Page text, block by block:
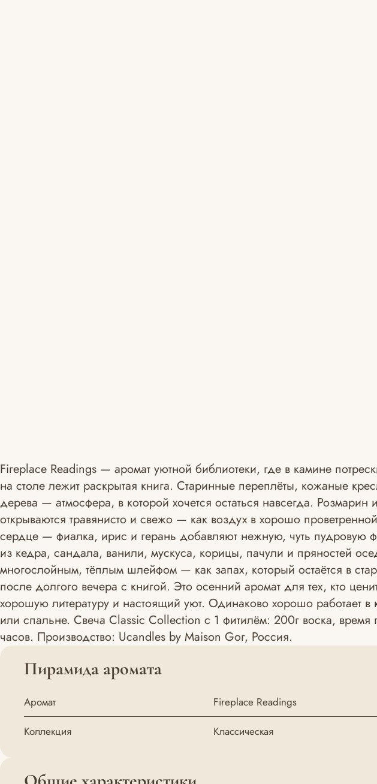
Fireplace Readings — аромат уютной библиотеки, где в камине
на столе лежит раскрытая книга. Старинные переплёты, кожаные
дерева — атмосфера, в которой хочется остаться навсегда. Розмарин
открываются травянисто и свежо — как воздух в хорошо
сердце — фиалка, ирис и герань добавляют нежную, чуть пудровую
из кедра, сандала, ванили, мускуса, корицы, пачули и пряностей
многослойным, тёплым шлейфом — как запах, который остаётся в
после долгого вечера с книгой. Это осенний аромат для тех, кто
хорошую литературу и настоящий уют. Одинаково хорошо работает в
или спальне. Свеча Classic Collection с 1 фитилём: 200г воска,
часов. Производство: Ucandles by Maison Gor, Россия.
Пирамида аромата
Аромат Fireplace Readings
Коллекция Классическая